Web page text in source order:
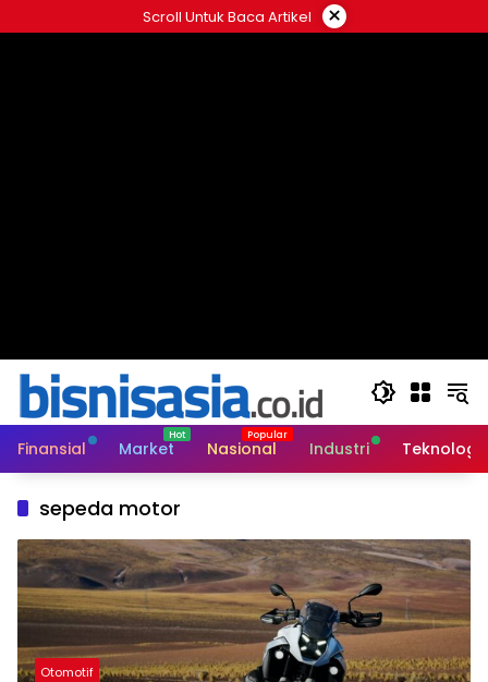
ke
Scroll Untuk Baca Artikel ×
Finansial Market Nasional Industri Teknologi
sepeda motor
Otomotif